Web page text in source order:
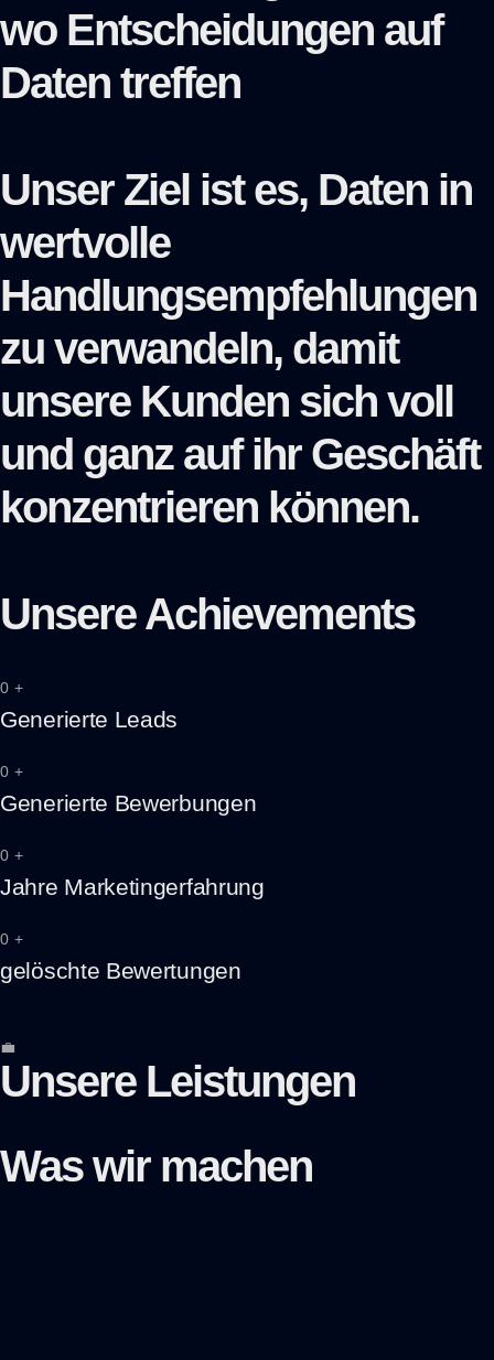
wo Entscheidungen auf
Daten treffen
Unser Ziel ist es, Daten in
wertvolle
Handlungsempfehlungen
zu verwandeln, damit
unsere Kunden sich voll
und ganz auf ihr Geschäft
konzentrieren können.
Unsere Achievements
0 +
Generierte Leads
0 +
Generierte Bewerbungen
0 +
Jahre Marketingerfahrung
0 +
gelöschte Bewertungen
💼
Unsere Leistungen
Was wir machen